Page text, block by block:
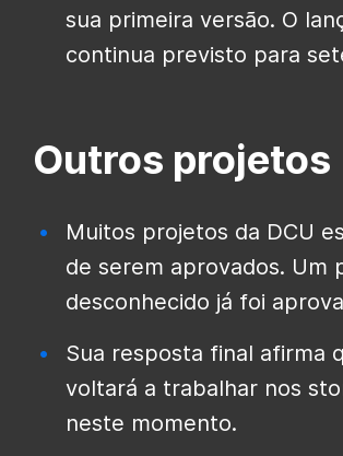
sua primeira versão. O
continua previsto para
Outros projetos
Muitos projetos da DCU
de serem aprovados. Um
desconhecido já foi
Sua resposta final afirma
voltará a trabalhar nos
neste momento.